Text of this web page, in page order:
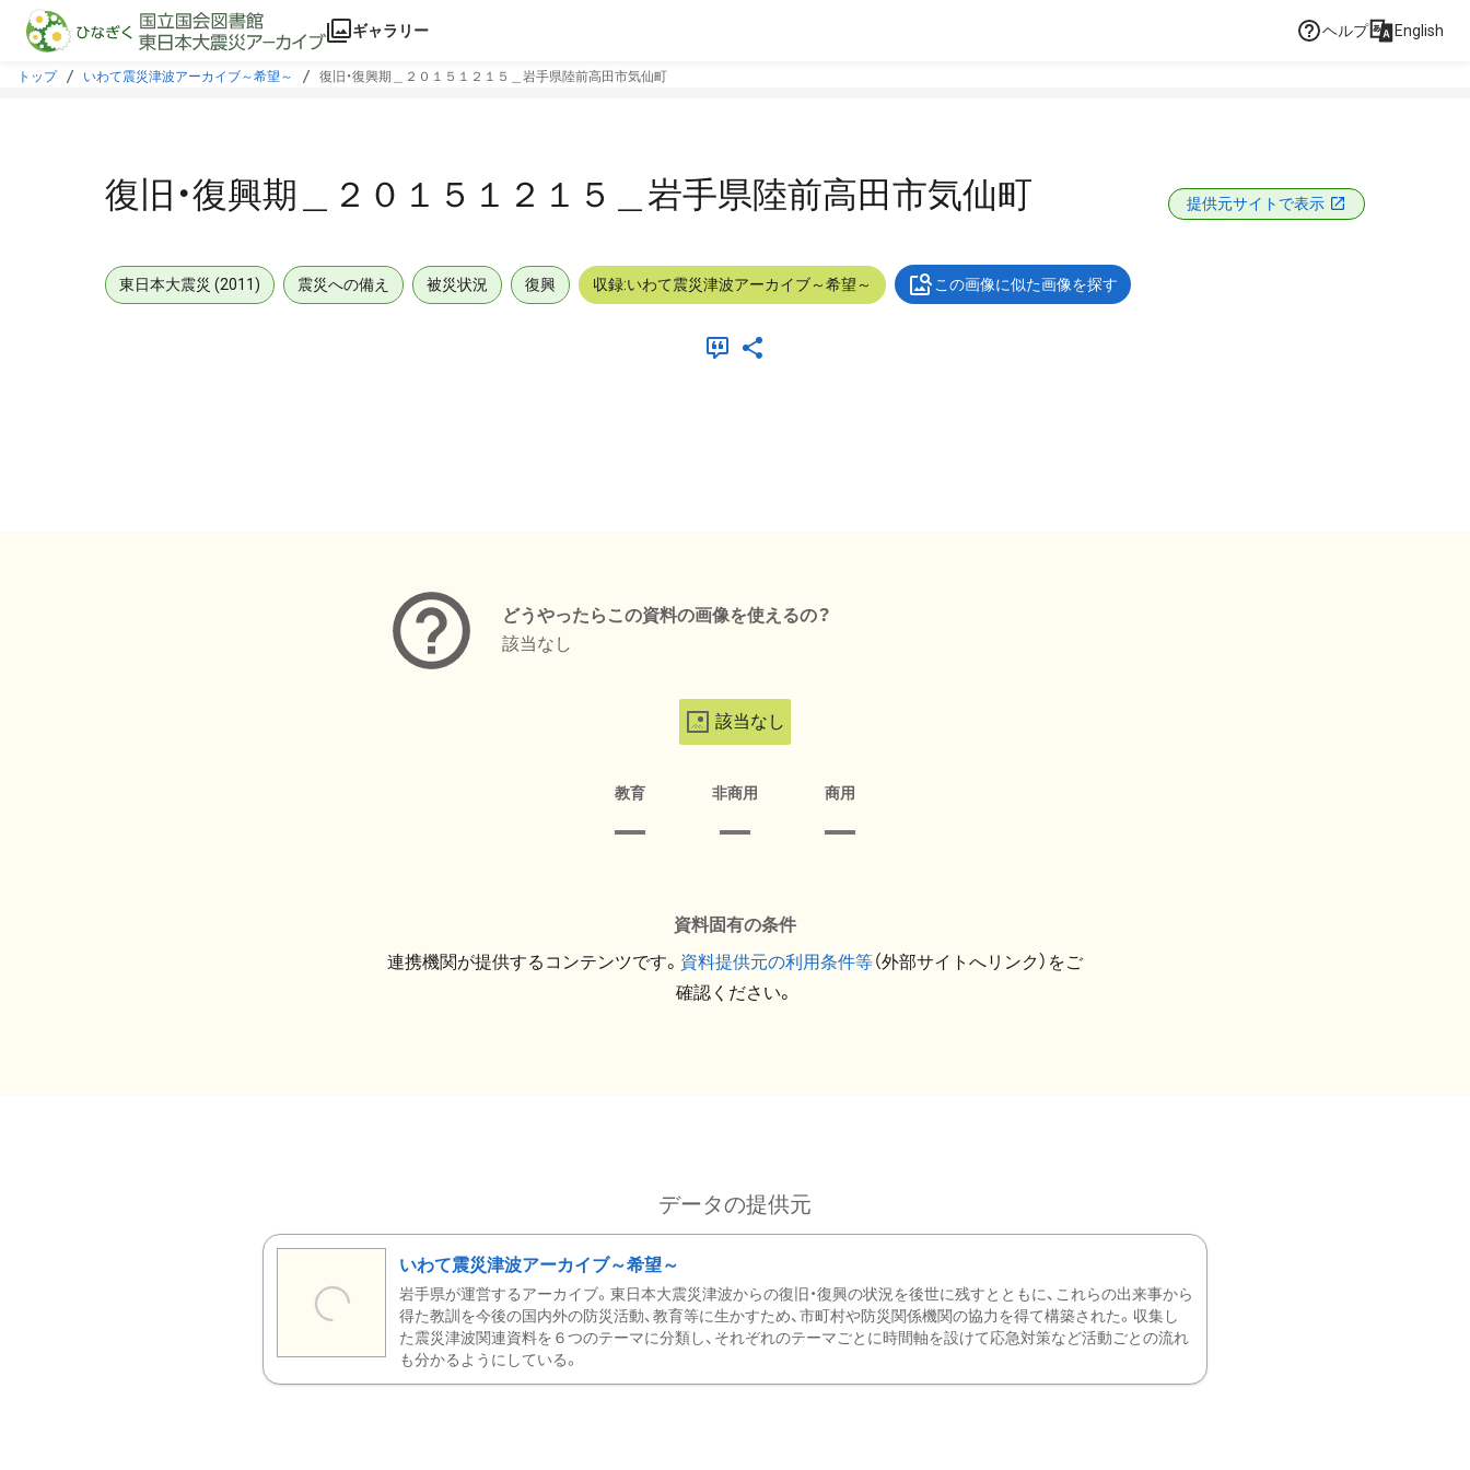
本文に飛ぶ
ギャラリー ヘルプ English
トップ いわて震災津波アーカイブ～希望～ 復旧・復興期＿２０１５１２１５＿岩手県陸前高田市気仙町
復旧・復興期＿２０１５１２１５＿岩手県陸前高田市気仙町 提供元サイトで表示
東日本大震災 (2011) 震災への備え 被災状況 復興 収録:いわて震災津波アーカイブ～希望～ この画像に似た画像を探す
どうやったらこの資料の画像を使えるの？
該当なし
該当なし
教育 非商用 商用
資料固有の条件
連携機関が提供するコンテンツです。 資料提供元の利用条件等（外部サイトへリンク）をご
確認ください。
データの提供元
いわて震災津波アーカイブ～希望～
岩手県が運営するアーカイブ。東日本大震災津波からの復旧・復興の状況を後世に残すとともに、これらの出来事から
得た教訓を今後の国内外の防災活動、教育等に生かすため、市町村や防災関係機関の協力を得て構築された。収集し
た震災津波関連資料を６つのテーマに分類し、それぞれのテーマごとに時間軸を設けて応急対策など活動ごとの流れ
も分かるようにしている。